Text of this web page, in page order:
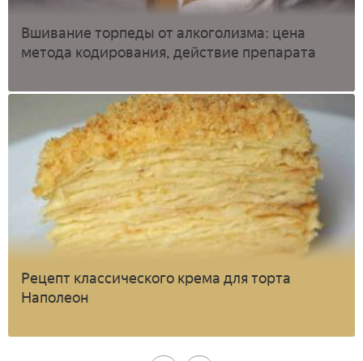
Вшивание торпеды от алкоголизма: цена
метода кодирования, действие препарата
Рецепт классического крема для торта
Наполеон